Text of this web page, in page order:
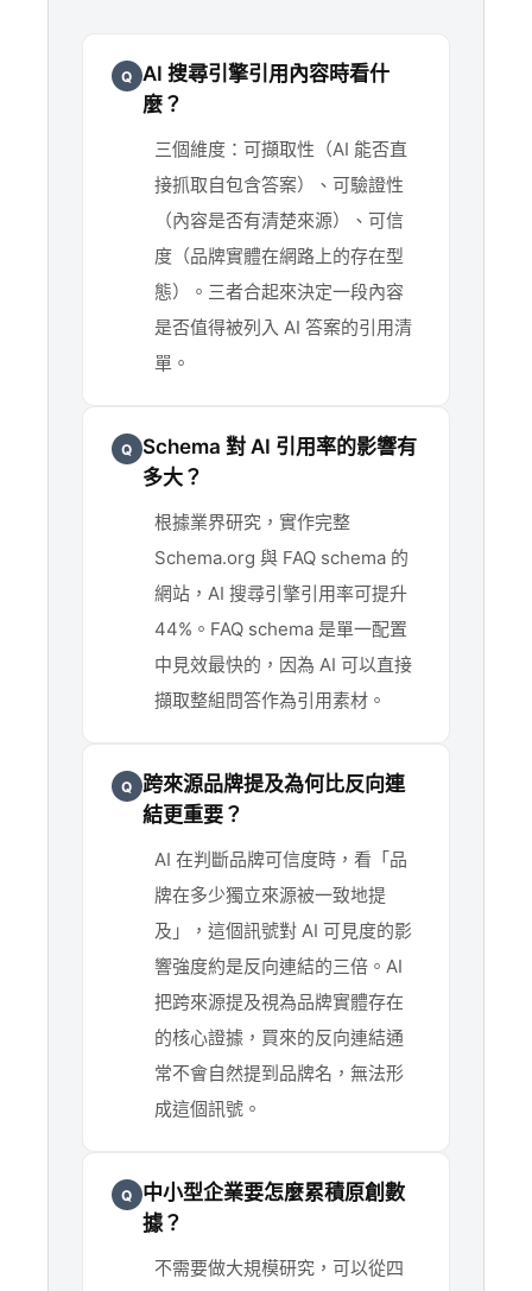
Q AI 搜尋引擎引用內容時看什
麼？
三個維度：可擷取性（AI 能否直
接抓取自包含答案）、可驗證性
（內容是否有清楚來源）、可信
度（品牌實體在網路上的存在型
態）。三者合起來決定一段內容
是否值得被列入 AI 答案的引用清
單。
Q Schema 對 AI 引用率的影響有
多大？
根據業界研究，實作完整
Schema.org 與 FAQ schema 的
網站，AI 搜尋引擎引用率可提升
44%。FAQ schema 是單一配置
中見效最快的，因為 AI 可以直接
擷取整組問答作為引用素材。
Q 跨來源品牌提及為何比反向連
結更重要？
AI 在判斷品牌可信度時，看「品
牌在多少獨立來源被一致地提
及」，這個訊號對 AI 可見度的影
響強度約是反向連結的三倍。AI
把跨來源提及視為品牌實體存在
的核心證據，買來的反向連結通
常不會自然提到品牌名，無法形
成這個訊號。
Q
中小型企業要怎麼累積原創數
據？
不需要做大規模研究，可以從四